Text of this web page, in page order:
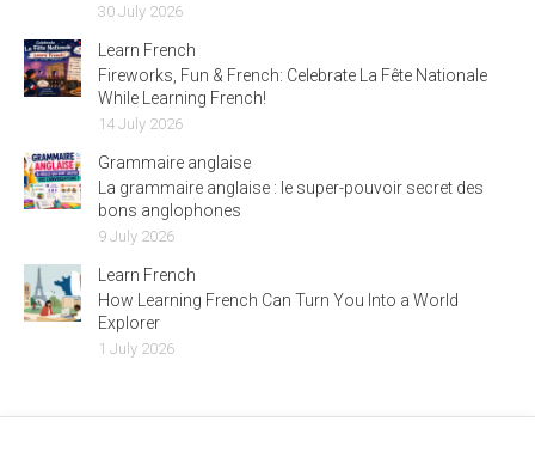
30 July 2026
Learn French
Fireworks, Fun & French: Celebrate La Fête Nationale
While Learning French!
14 July 2026
Grammaire anglaise
La grammaire anglaise : le super-pouvoir secret des
bons anglophones
9 July 2026
Learn French
How Learning French Can Turn You Into a World
Explorer
1 July 2026